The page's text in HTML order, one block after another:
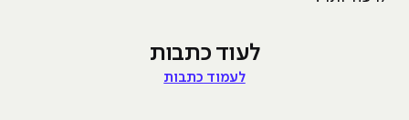
לעוד כתבות
לעמוד כתבות